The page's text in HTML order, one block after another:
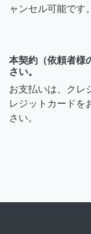
ャンセル可能です。
本契約（依頼者様
さい。
お支払いは、クレ
レジットカードを
さい。